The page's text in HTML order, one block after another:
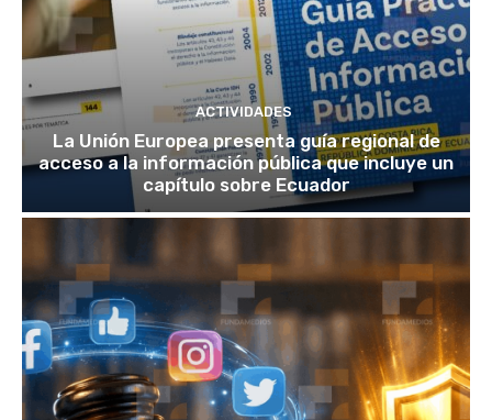
ACTIVIDADES
La Unión Europea presenta guía regional de
acceso a la información pública que incluye un
capítulo sobre Ecuador